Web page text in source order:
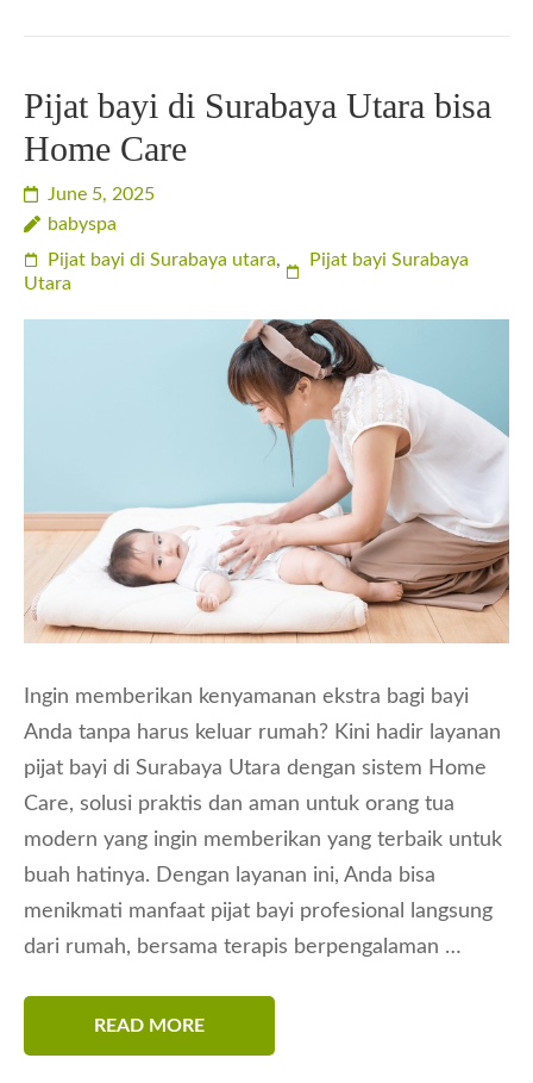
Pijat bayi di Surabaya Utara bisa
Home Care
June 5, 2025
babyspa
Pijat bayi di Surabaya utara,
Pijat bayi Surabaya
Utara
Ingin memberikan kenyamanan ekstra bagi bayi
Anda tanpa harus keluar rumah? Kini hadir layanan
pijat bayi di Surabaya Utara dengan sistem Home
Care, solusi praktis dan aman untuk orang tua
modern yang ingin memberikan yang terbaik untuk
buah hatinya. Dengan layanan ini, Anda bisa
menikmati manfaat pijat bayi profesional langsung
dari rumah, bersama terapis berpengalaman …
READ MORE